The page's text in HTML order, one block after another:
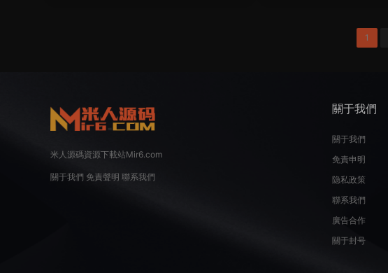
1
米人源碼資源下載站Mir6.com
關于我們 免責聲明 聯系我們
關于我們
關于我們
免責申明
隐私政策
聯系我們
廣告合作
關于封号